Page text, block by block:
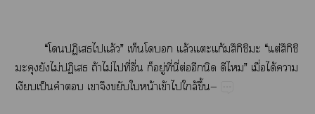
“​​ป​​ล้”​​​ล้​​ก้ึิ​​“​ต่ึิ​
​​ไม่​ป​ถ้​ไม่​​ี่​ื่​​ู่​ี่​ี่​ต่​​​​”​ื่​ได้​​
​ป็​​​​​​​น้​ข้​​ล้​ึ้—